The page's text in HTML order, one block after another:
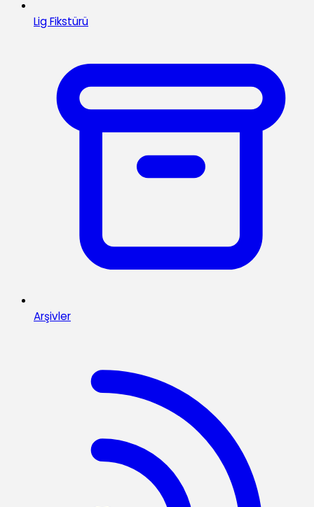
Lig Fikstürü
Arşivler